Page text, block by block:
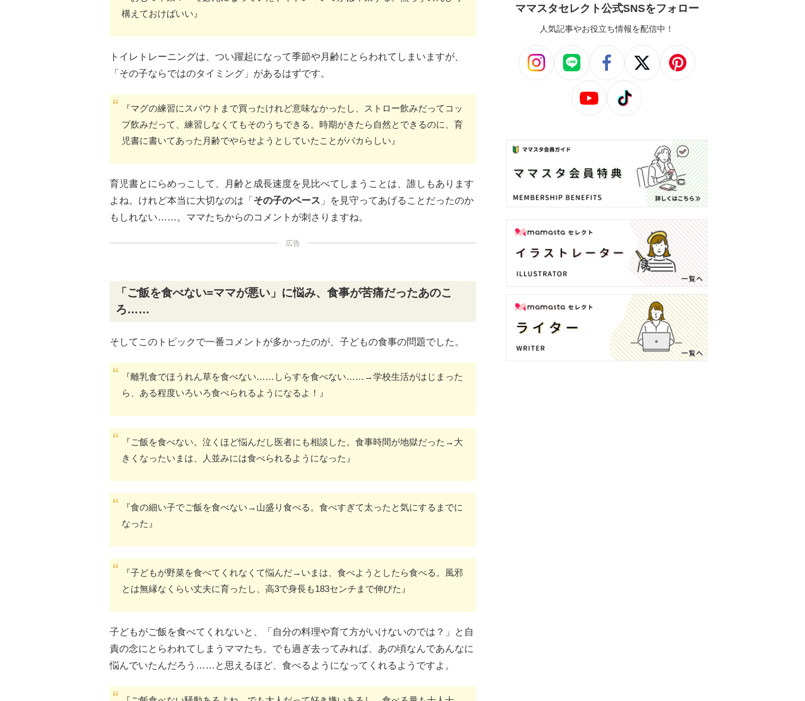
構えておけばいい』
トイレトレーニングは、つい躍起になって季節や月齢にとらわれてしまいますが、
「その子ならではのタイミング」があるはずです。
『マグの練習にスパウトまで買ったけれど意味なかったし、ストロー飲みだってコッ
プ飲みだって、練習しなくてもそのうちできる。時期がきたら自然とできるのに、育
児書に書いてあった月齢でやらせようとしていたことがバカらしい』
育児書とにらめっこして、月齢と成長速度を見比べてしまうことは、誰しもあります
よね。けれど本当に大切なのは「 その子のペース 」を見守ってあげることだったのか
もしれない……。ママたちからのコメントが刺さりますね。
広告
「ご飯を食べない=ママが悪い」に悩み、食事が苦痛だったあのこ
ろ……
そしてこのトピックで一番コメントが多かったのが、子どもの食事の問題でした。
『離乳食でほうれん草を食べない……しらすを食べない……→学校生活がはじまった
ら、ある程度いろいろ食べられるようになるよ！』
『ご飯を食べない。泣くほど悩んだし医者にも相談した。食事時間が地獄だった→大
きくなったいまは、人並みには食べられるようになった』
『食の細い子でご飯を食べない→山盛り食べる。食べすぎて太ったと気にするまでに
なった』
『子どもが野菜を食べてくれなくて悩んだ→いまは、食べようとしたら食べる。風邪
とは無縁なくらい丈夫に育ったし、高3で身長も183センチまで伸びた』
子どもがご飯を食べてくれないと、「自分の料理や育て方がいけないのでは？」と自
責の念にとらわれてしまうママたち。でも過ぎ去ってみれば、あの頃なんであんなに
悩んでいたんだろう……と思えるほど、食べるようになってくれるようですよ。
ママスタセレクト公式SNSをフォロー
人気記事やお役立ち情報を配信中！